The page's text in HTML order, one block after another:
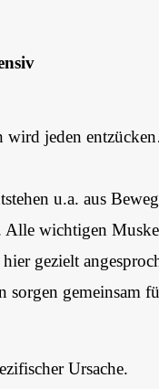
wird jeden
u.a. aus
Alle wichtigen
gezielt
sorgen gemeinsam
Ursache.